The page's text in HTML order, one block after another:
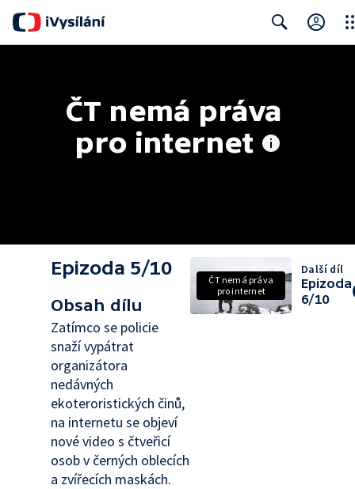
ČT nemá práva
pro internet
Epizoda 5/10
Obsah dílu
Zatímco se policie
snaží vypátrat
organizátora
nedávných
ekoteroristických činů,
na internetu se objeví
nové video s čtveřicí
osob v černých oblecích
a zvířecích maskách.
ČT nemá práva
pro internet
Další díl
Epizoda
6/10